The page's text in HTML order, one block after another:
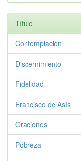
Título
Contemplación
Discernimiento
Fidelidad
Francisco de Asís
Oraciones
Pobreza